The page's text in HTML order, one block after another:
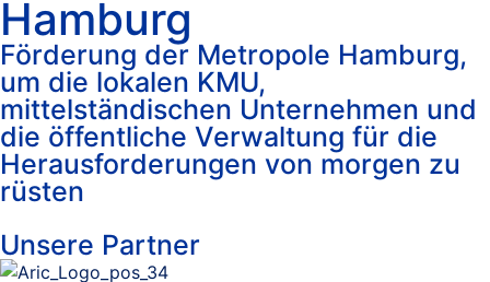
Hamburg
Förderung der Metropole Hamburg,
um die lokalen KMU,
mittelständischen Unternehmen und
die öffentliche Verwaltung für die
Herausforderungen von morgen zu
rüsten
Unsere Partner